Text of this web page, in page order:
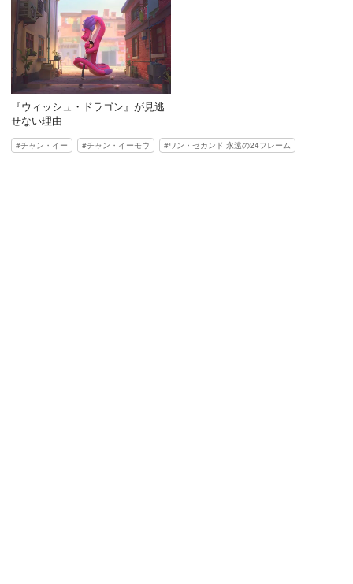
『ウィッシュ・ドラゴン』が見逃
せない理由
チャン・イー チャン・イーモウ ワン・セカンド 永遠の24フレーム